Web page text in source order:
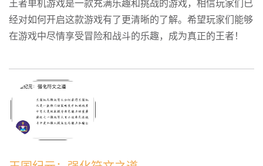
王者单机游戏是一款充满乐趣和挑战的游戏，相信玩家们已
经对如何开启这款游戏有了更清晰的了解。希望玩家们能够
在游戏中尽情享受冒险和战斗的乐趣，成为真正的王者！